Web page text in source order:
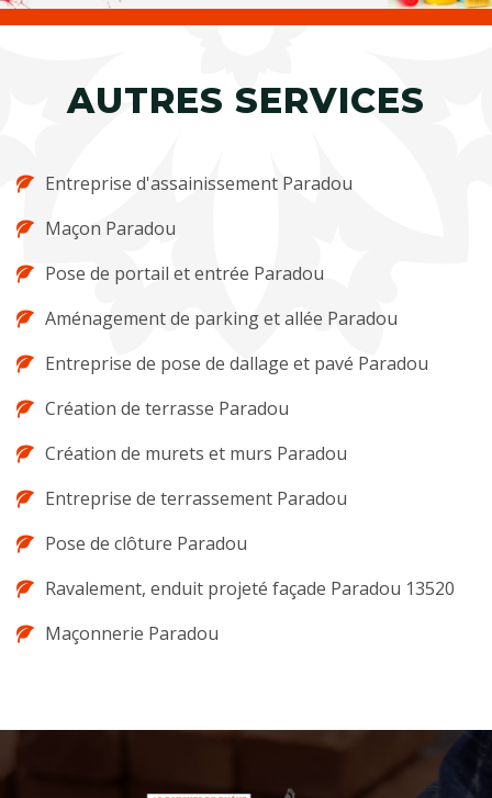
AUTRES SERVICES
Entreprise d'assainissement Paradou
Maçon Paradou
Pose de portail et entrée Paradou
Aménagement de parking et allée Paradou
Entreprise de pose de dallage et pavé Paradou
Création de terrasse Paradou
Création de murets et murs Paradou
Entreprise de terrassement Paradou
Pose de clôture Paradou
Ravalement, enduit projeté façade Paradou 13520
Maçonnerie Paradou